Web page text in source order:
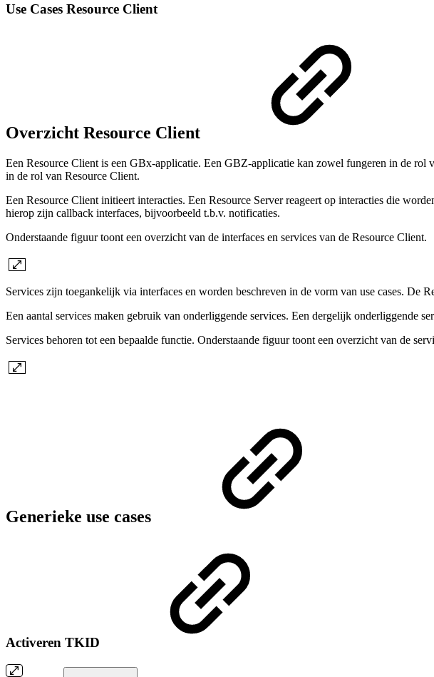
Use Cases Resource Client
Overzicht Resource Client
Een Resource Client is een GBx-applicatie. Een GBZ-applicatie kan zowel fungeren in de
in de rol van Resource Client.
Een Resource Client initieert interacties. Een Resource Server reageert op interacties die
hierop zijn callback interfaces, bijvoorbeeld t.b.v. notificaties.
Onderstaande figuur toont een overzicht van de interfaces en services van de Resource Client.
Services zijn toegankelijk via interfaces en worden beschreven in de vorm van use cases.
Een aantal services maken gebruik van onderliggende services. Een dergelijk onderliggende
Services behoren tot een bepaalde functie. Onderstaande figuur toont een overzicht van de
Generieke use cases
Activeren TKID